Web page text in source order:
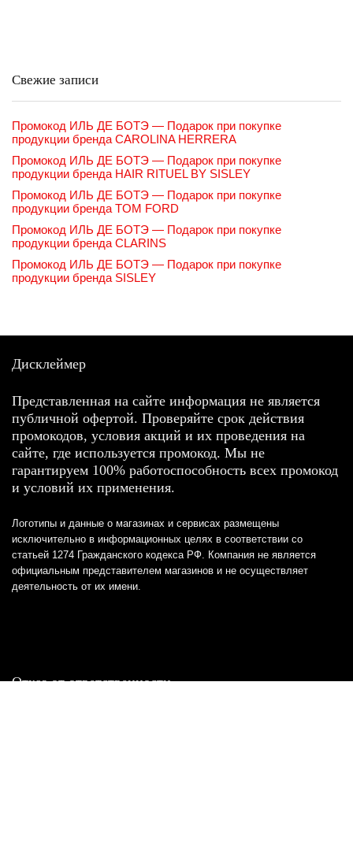
Свежие записи
Промокод ИЛЬ ДЕ БОТЭ — Подарок при покупке
продукции бренда CAROLINA HERRERA
Промокод ИЛЬ ДЕ БОТЭ — Подарок при покупке
продукции бренда HAIR RITUEL BY SISLEY
Промокод ИЛЬ ДЕ БОТЭ — Подарок при покупке
продукции бренда TOM FORD
Промокод ИЛЬ ДЕ БОТЭ — Подарок при покупке
продукции бренда CLARINS
Промокод ИЛЬ ДЕ БОТЭ — Подарок при покупке
продукции бренда SISLEY
Дисклеймер
Представленная на сайте информация не является
публичной офертой. Проверяйте срок действия
промокодов, условия акций и их проведения на
сайте, где используется промокод. Мы не
гарантируем 100% работоспособность всех промокод
и условий их применения.
Логотипы и данные о магазинах и сервисах размещены
исключительно в информационных целях в соответствии со
статьей 1274 Гражданского кодекса РФ. Компания не является
официальным представителем магазинов и не осуществляет
деятельность от их имени.
Отказ от ответственности